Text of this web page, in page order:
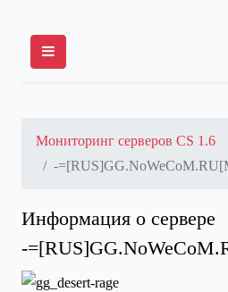
Мониторинг серверов CS 1.6
-
Информация о сервере
-